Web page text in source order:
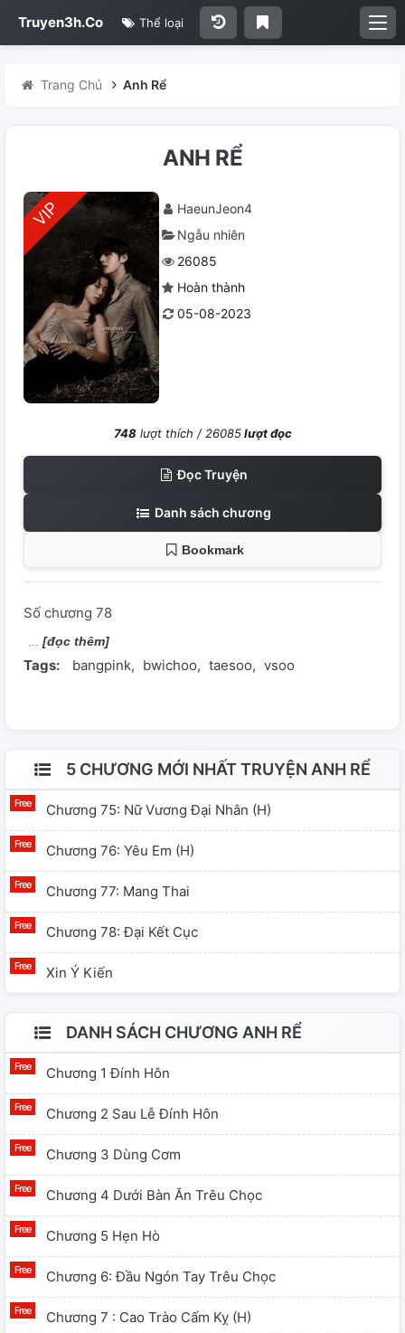
Truyen3h.Co Thể loại
Trang Chủ Anh Rể
ANH RỂ
HaeunJeon4
Ngẫu nhiên
26085
Hoàn thành
05-08-2023
748lượt thích /26085lượt đọc
Đọc Truyện
Danh sách chương
Bookmark
Số chương 78
[đọc thêm]
Tags: bangpink bwichoo taesoo vsoo
5 CHƯƠNG MỚI NHẤT TRUYỆN ANH RỂ
Chương 75: Nữ Vương Đại Nhân (h)
Chương 76: Yêu Em (h)
Chương 77: Mang Thai
Chương 78: Đại Kết Cục
Xin Ý Kiến
DANH SÁCH CHƯƠNG ANH RỂ
Chương 1 Đính Hôn
Chương 2 Sau Lễ Đính Hôn
Chương 3 Dùng Cơm
Chương 4 Dưới Bàn Ăn Trêu Chọc
Chương 5 Hẹn Hò
Chương 6: Đầu Ngón Tay Trêu Chọc
Chương 7 : Cao Trào Cấm Kỵ (h)